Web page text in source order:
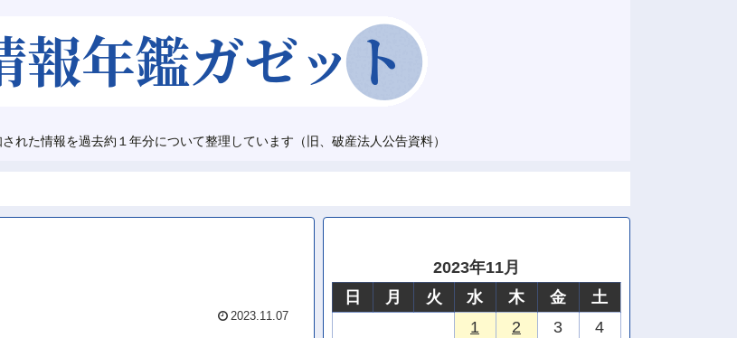
れた情報を過去約１年分について整理しています（旧、破産法人公告資料）
2023.11.07
2023年11月
日
月 火 水 木 金
土
1
2 3
4